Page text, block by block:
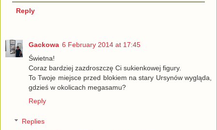
Reply
Gackowa 6 February 2014 at 17:45
Świetna!
Coraz bardziej zazdroszczę Ci sukienkowej figury.
To Twoje miejsce przed blokiem na stary Ursynów wygląda,
gdzieś w okolicach megasamu?
Reply
Replies